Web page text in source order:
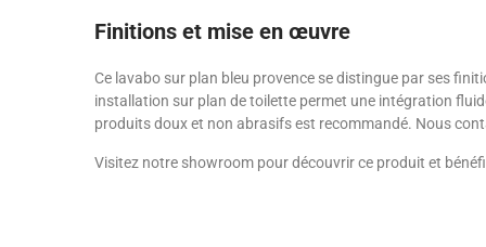
Finitions et mise en œuvre
Ce lavabo sur plan bleu provence se distingue par ses
installation sur plan de toilette permet une intégration
produits doux et non abrasifs est recommandé. Nous
Visitez notre showroom pour découvrir ce produit et